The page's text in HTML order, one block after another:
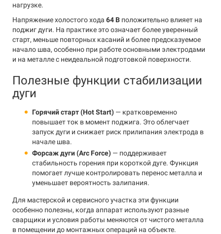
нагрузке.
Напряжение холостого хода 64 В положительно влияет на
поджиг дуги. На практике это означает более уверенный
старт, меньше повторных касаний и более предсказуемое
начало шва, особенно при работе основными электродами
и на металле с неидеальной подготовкой поверхности.
Полезные функции стабилизации
дуги
Горячий старт (Hot Start) — кратковременно
повышает ток в момент поджига. Это облегчает
запуск дуги и снижает риск прилипания электрода в
начале шва.
Форсаж дуги (Arc Force) — поддерживает
стабильность горения при короткой дуге. Функция
помогает лучше контролировать перенос металла и
уменьшает вероятность залипания.
Для мастерской и сервисного участка эти функции
особенно полезны, когда аппарат используют разные
сварщики и условия работы меняются от чистого металла
в помещении до монтажных операций на объекте.